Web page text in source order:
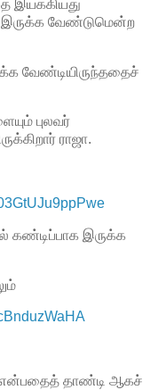
இயக்கியது
இருக்க வேண்டுமென்ற
வேண்டியிருந்ததைச்
புலவர்
ராஜா.
கண்டிப்பாக இருக்க
தாண்டி ஆகச்